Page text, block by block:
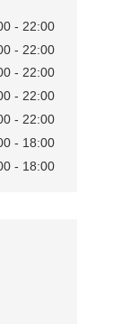
22:00
22:00
22:00
22:00
22:00
18:00
18:00